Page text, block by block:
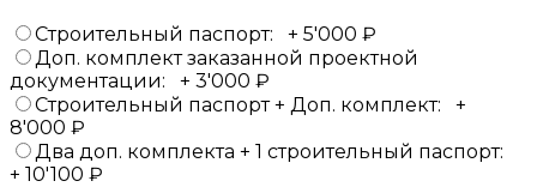
Строительный паспорт: + 5'000 ₽
Доп. комплект заказанной проектной
документации:
+ 3'000 ₽
Строительный паспорт + Доп. комплект:
+
8'000 ₽
Два доп. комплекта + 1 строительный паспорт:
+ 10'100 ₽